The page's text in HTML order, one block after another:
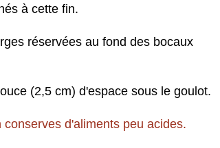
à cette fin.
réservées au fond des bocaux
(2,5 cm) d'espace sous le goulot.
d'aliments peu acides.